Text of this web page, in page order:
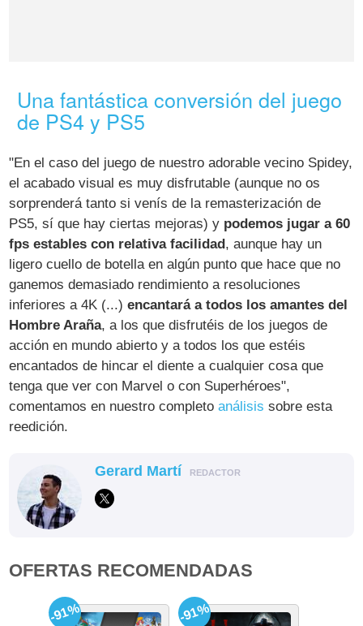
Una fantástica conversión del juego
de PS4 y PS5
"En el caso del juego de nuestro adorable vecino Spidey,
el acabado visual es muy disfrutable (aunque no os
sorprenderá tanto si venís de la remasterización de
PS5, sí que hay ciertas mejoras) y podemos jugar a 60
fps estables con relativa facilidad , aunque hay un
ligero cuello de botella en algún punto que hace que no
ganemos demasiado rendimiento a resoluciones
inferiores a 4K (...)encantará a todos los amantes del
Hombre Araña, a los que disfrutéis de los juegos de
acción en mundo abierto y a todos los que estéis
encantados de hincar el diente a cualquier cosa que
tenga que ver con Marvel o con Superhéroes",
comentamos en nuestro completoanálisis sobre esta
reedición.
Gerard Martí REDACTOR
OFERTAS RECOMENDADAS
-91% -91%